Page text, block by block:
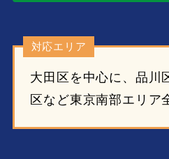
対応エリア
大田区を中心に、品川
区など東京南部エリア